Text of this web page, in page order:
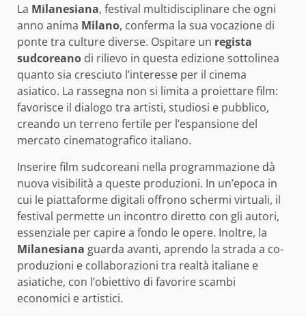
La Milanesiana, festival multidisciplinare che ogni
anno anima Milano, conferma la sua vocazione di
ponte tra culture diverse. Ospitare un regista
sudcoreano di rilievo in questa edizione sottolinea
quanto sia cresciuto l’interesse per il cinema
asiatico. La rassegna non si limita a proiettare film:
favorisce il dialogo tra artisti, studiosi e pubblico,
creando un terreno fertile per l’espansione del
mercato cinematografico italiano.
Inserire film sudcoreani nella programmazione dà
nuova visibilità a queste produzioni. In un’epoca in
cui le piattaforme digitali offrono schermi virtuali, il
festival permette un incontro diretto con gli autori,
essenziale per capire a fondo le opere. Inoltre, la
Milanesiana guarda avanti, aprendo la strada a co-
produzioni e collaborazioni tra realtà italiane e
asiatiche, con l’obiettivo di favorire scambi
economici e artistici.